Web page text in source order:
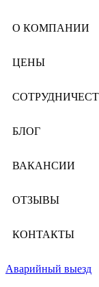
О КОМПАНИИ
ЦЕНЫ
БЛОГ
ВАКАНСИИ
ОТЗЫВЫ
КОНТАКТЫ
Аварийный выезд